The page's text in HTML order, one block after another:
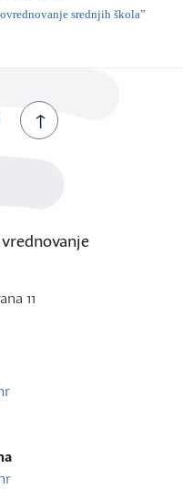
srednjih škola”
11